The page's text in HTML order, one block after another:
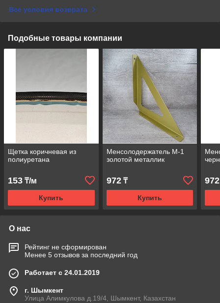
Все условия возврата
Подобные товары компании
Щетка коричневая из
полиуретана
153 ₸/м
Купить
Менсолодержатель М-1
золотой металлик
972₸
Купить
972
О нас
Рейтинг не сформирован
Менее 5 отзывов за последний год
Работает с 24.01.2019
г. Шымкент
Улица Алимкулова д.19/4, Шымкент, Казахстан